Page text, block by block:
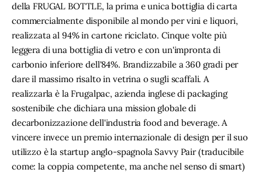
della FRUGAL BOTTLE, la prima e unica bottiglia di carta
commercialmente disponibile al mondo per vini e liquori,
realizzata al 94% in cartone riciclato. Cinque volte più
leggera di una bottiglia di vetro e con un'impronta di
carbonio inferiore dell'84%. Brandizzabile a 360 gradi per
dare il massimo risalto in vetrina o sugli scaffali. A
realizzarla è la Frugalpac, azienda inglese di packaging
sostenibile che dichiara una mission globale di
decarbonizzazione dell'industria food and beverage. A
vincere invece un premio internazionale di design per il suo
utilizzo è la startup anglo-spagnola Savvy Pair (traducibile
come: la coppia competente, ma anche nel senso di smart)